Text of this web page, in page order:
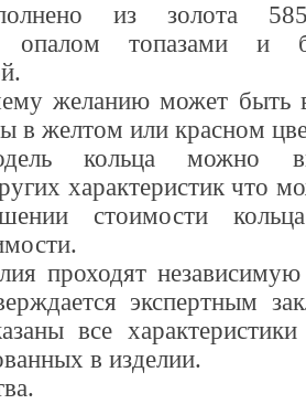
из золота
опалом топазами и
желанию может быть
в желтом или красном
кольца можно
характеристик что
стоимости
проходят независимую
экспертным
все
в изделии.